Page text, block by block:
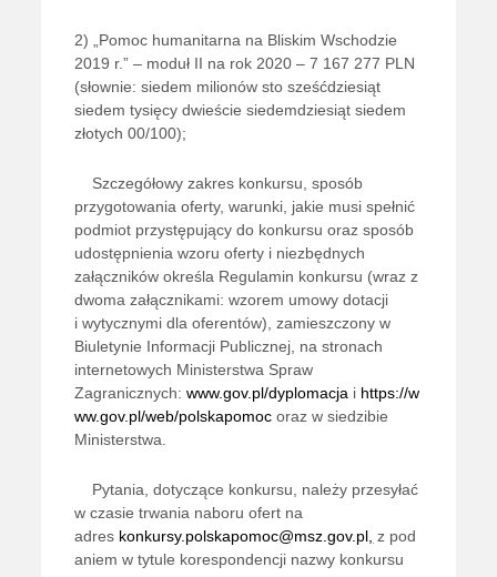
2) „Pomoc humanitarna na Bliskim Wschodzie
2019 r.” – moduł II na rok 2020 – 7 167 277 PLN
(słownie: siedem milionów sto sześćdziesiąt
siedem tysięcy dwieście siedemdziesiąt siedem
złotych 00/100);
Szczegółowy zakres konkursu, sposób
przygotowania oferty, warunki, jakie musi spełnić
podmiot przystępujący do konkursu oraz sposób
udostępnienia wzoru oferty i niezbędnych
załączników określa Regulamin konkursu (wraz z
dwoma załącznikami: wzorem umowy dotacji
i wytycznymi dla oferentów), zamieszczony w
Biuletynie Informacji Publicznej, na stronach
internetowych Ministerstwa Spraw
Zagranicznych:www.gov.pl/dyplomacja i https://w
ww.gov.pl/web/polskapomoc oraz w siedzibie
Ministerstwa.
Pytania, dotyczące konkursu, należy przesyłać
w czasie trwania naboru ofert na
adres konkursy.polskapomoc@msz.gov.pl z pod
aniem w tytule korespondencji nazwy konkursu